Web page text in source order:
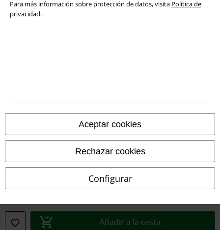
Para más información sobre protección de datos, visita Política de
privacidad.
Aceptar cookies
Rechazar cookies
Configurar
Añadir a la cesta
Términos y Condiciones
Aviso Legal
Eliminación de residuos y protección del medioambiente
Declaración de Conformidad